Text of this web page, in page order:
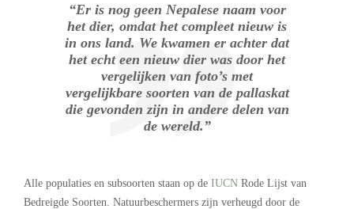
“Er is nog geen Nepalese naam voor
het dier, omdat het compleet nieuw is
in ons land. We kwamen er achter dat
het echt een nieuw dier was door het
vergelijken van foto’s met
vergelijkbare soorten van de pallaskat
die gevonden zijn in andere delen van
de wereld.”
Alle populaties en subsoorten staan op de IUCN Rode Lijst van
Bedreigde Soorten. Natuurbeschermers zijn verheugd door de